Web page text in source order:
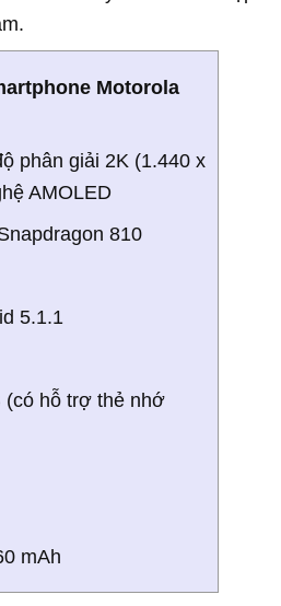
Motorola
phân giải 2K (1.440 x
AMOLED
810
5.1.1
(có hỗ trợ thẻ nhớ
mAh